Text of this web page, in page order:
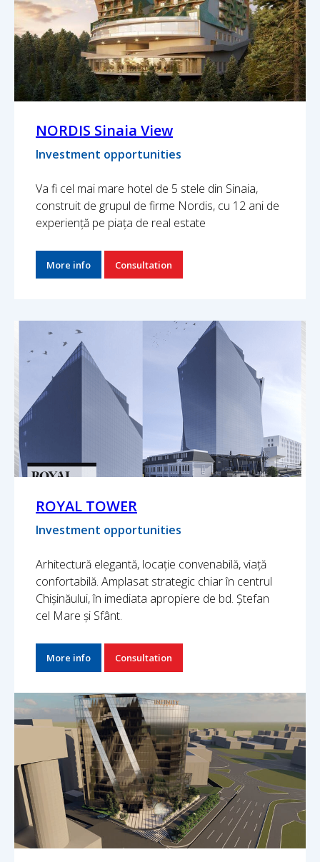
NORDIS Sinaia View
Investment opportunities
Va fi cel mai mare hotel de 5 stele din Sinaia,
construit de grupul de firme Nordis, cu 12 ani de
experiență pe piața de real estate
More info Consultation
ROYAL TOWER
Investment opportunities
Arhitectură elegantă, locație convenabilă, viață
confortabilă. Amplasat strategic chiar în centrul
Chișinăului, în imediata apropiere de bd. Ștefan
cel Mare și Sfânt.
More info Consultation